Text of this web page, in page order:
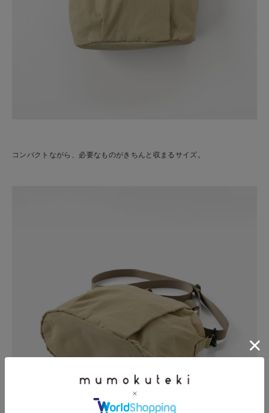
コンパクトながら、必要なものがきちんと収まるサイズ。